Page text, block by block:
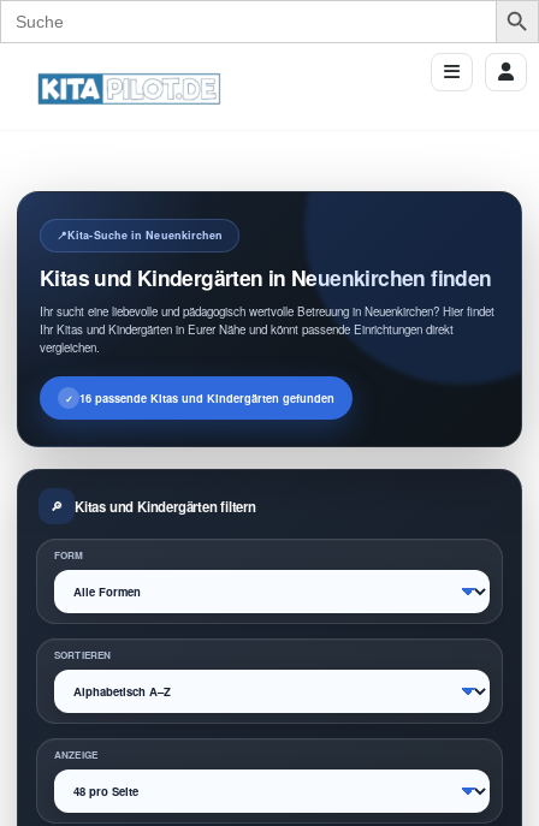
Search
for:
Kita-Suche in Neuenkirchen
Kitas und Kindergärten in Neuenkirchen finden
Ihr sucht eine liebevolle und pädagogisch wertvolle Betreuung in Neuenkirchen? Hier findet
Ihr Kitas und Kindergärten in Eurer Nähe und könnt passende Einrichtungen direkt
vergleichen.
16 passende Kitas und Kindergärten gefunden
Kitas und Kindergärten filtern
FORM
SORTIEREN
ANZEIGE